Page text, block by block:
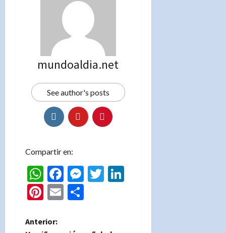
mundoaldia.net
See author's posts
Compartir en:
WhatsApp
Facebook
Messenger
Twitter
Pinterest
Email
N
Anterior: